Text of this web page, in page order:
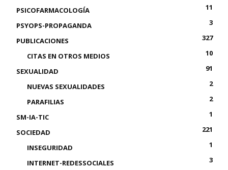
PSICOFARMACOLOGÍA
11
PSYOPS-PROPAGANDA
3
PUBLICACIONES
327
CITAS EN OTROS MEDIOS
10
SEXUALIDAD
91
NUEVAS SEXUALIDADES
2
PARAFILIAS
2
SM-IA-TIC
1
SOCIEDAD
221
INSEGURIDAD
1
INTERNET-REDESSOCIALES
3